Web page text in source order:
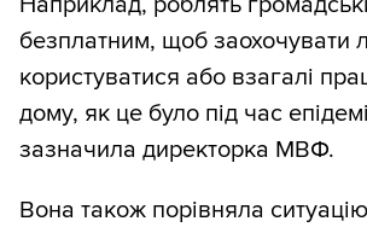
безплатним, щоб заохочувати
користуватися або взагалі
дому, як це було під час
зазначила директорка МВФ.
Вона також порівняла